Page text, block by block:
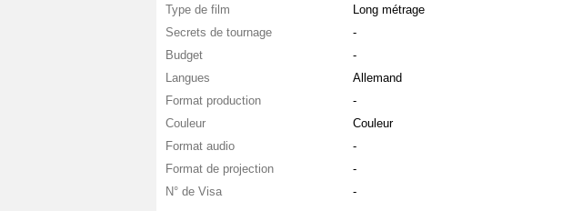
Type de film
Long métrage
Secrets de tournage
-
Budget
-
Langues
Allemand
Format production
-
Couleur
Couleur
Format audio
-
Format de projection
-
N° de Visa
-